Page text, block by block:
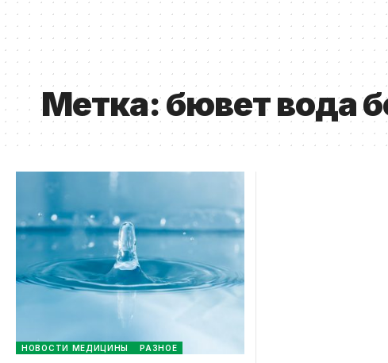
Метка:бювет вода
НОВОСТИ МЕДИЦИНЫ РАЗНОЕ